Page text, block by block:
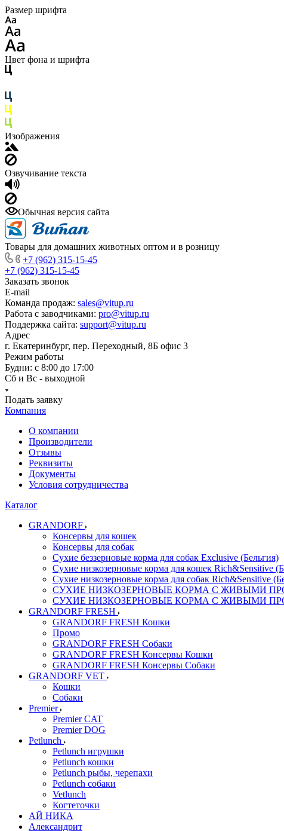
Размер шрифта
Цвет фона и шрифта
Изображения
Озвучивание текста
Обычная версия сайта
Товары для домашних животных оптом и в розницу
+7 (962) 315-15-45
+7 (962) 315-15-45
Заказать звонок
E-mail
Команда продаж: sales@vitup.ru
Работа с заводчиками: pro@vitup.ru
Поддержка сайта: support@vitup.ru
Адрес
г. Екатеринбург, пер. Переходный, 8Б офис 3
Режим работы
Будни: с 8:00 до 17:00
Сб и Вс - выходной
Подать заявку
Компания
О компании
Производители
Отзывы
Реквизиты
Документы
Условия сотрудничества
Каталог
GRANDORF
Консервы для кошек
Консервы для собак
Сухие беззерновые корма для собак Exclusive (Бельгия)
Сухие низкозерновые корма для кошек Rich&Sensitive
Сухие низкозерновые корма для собак Rich&Sensitive
СУХИЕ НИЗКОЗЕРНОВЫЕ КОРМА С ЖИВЫМИ
СУХИЕ НИЗКОЗЕРНОВЫЕ КОРМА С ЖИВЫМИ
GRANDORF FRESH
GRANDORF FRESH Кошки
Промо
GRANDORF FRESH Собаки
GRANDORF FRESH Консервы Кошки
GRANDORF FRESH Консервы Собаки
GRANDORF VET
Кошки
Собаки
Premier
Premier CAT
Premier DOG
Petlunch
Petlunch игрушки
Petlunch кошки
Petlunch рыбы, черепахи
Petlunch собаки
Vetlunch
Когтеточки
АЙ НИКА
Александрит